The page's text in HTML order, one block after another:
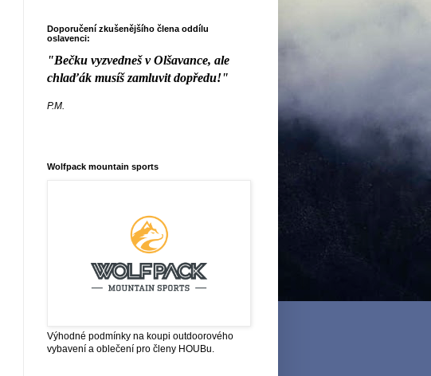
Doporučení zkušenějšího člena oddílu
oslavenci:
"Bečku vyzvedneš v Olšavance, ale
chlaďák musíš zamluvit dopředu!"
P.M.
Wolfpack mountain sports
Výhodné podmínky na koupi outdoorového
vybavení a oblečení pro členy HOUBu.